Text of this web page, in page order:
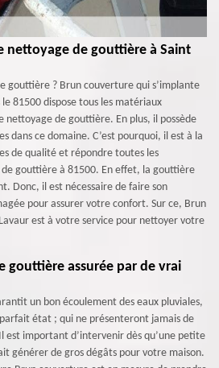
nettoyage de gouttière à Saint
gouttière ? Brun couverture qui s’implante
le 81500 dispose tous les matériaux
nettoyage de gouttière. En plus, il possède
dans ce domaine. C’est pourquoi, il est à la
de qualité et répondre toutes les
gouttière à 81500. En effet, la gouttière
Donc, il est nécessaire de faire son
pour assurer votre confort. Sur ce, Brun
est à votre service pour nettoyer votre
gouttière assurée par de vrai
un bon écoulement des eaux pluviales,
état ; qui ne présenteront jamais de
est important d’intervenir dès qu’une petite
générer de gros dégâts pour votre maison.